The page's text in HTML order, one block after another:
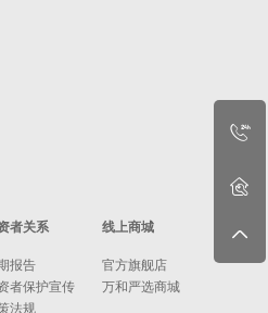
者关系
报告
者保护宣传
法规
线上商城
官方旗舰店
万和严选商城